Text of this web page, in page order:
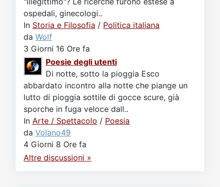
ospedali, ginecologi..
In Storia e Filosofia / Politica italiana
da Wolf
3 Giorni 16 Ore fa
Poesie degli utenti
Di notte, sotto la pioggia Esco
abbardato incontro alla notte che piange un
lutto di pioggia sottile di gocce scure, già
sporche in fuga veloce dall..
In Arte / Spettacolo / Poesia
da Volano49
4 Giorni 8 Ore fa
Altre discussioni »